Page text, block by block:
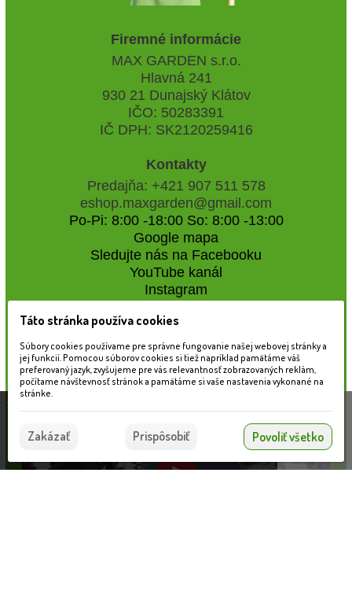
Firemné informácie
MAX GARDEN s.r.o.
Hlavná 241
930 21 Dunajský Klátov
IČO: 50283391
IČ DPH: SK2120259416
Kontakty
Predajňa: +421 907 511 578
eshop.maxgarden@gmail.com
Po-Pi: 8:00 -18:00 So: 8:00 -13:00
Google mapa
Sledujte nás na Facebooku
YouTube kanál
Instagram
Naše záhradné centrum
Táto stránka používa súbory cookies, ktoré nám
pomáhajú poskytovať služby. Používaním našich
služieb vyjadrujete súhlas s používaním súborov
Súhlasím
Táto stránka používa cookies
Súbory cookies používame pre správne fungovanie našej webovej stránky a
jej funkcií. Pomocou súborov cookies si tiež napríklad pamätáme váš
preferovaný jazyk, zvyšujeme pre vás relevantnosť zobrazovaných reklám,
počítame návštevnosť stránok a pamätáme si vaše nastavenia vykonané na
stránke.
Zakázať Prispôsobiť Povoliť všetko